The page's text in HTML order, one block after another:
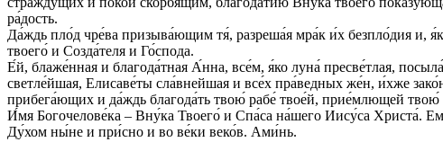
ра́дость.
Да́ждь пло́д чре́ва призыва́ющим тя́, разреша́я мра́к и́х безпло́дия и,
твоего́ и Созда́теля и Го́спода.
Е́й, блаже́нная и благода́тная А́нна, все́м, я́ко луна́ пресве́тлая,
светле́йшая, Елисаве́ты сла́внейшая и все́х пра́ведных же́н, и́хже
прибега́ющих и да́ждь благода́ть твою́ рабе́ твое́й, прие́млющей твою́
И́мя Богочелове́ка – Вну́ка Твоего́ и Спа́са на́шего Иису́са Христа́.
Ду́хом ны́не и при́сно и во ве́ки веко́в. Ами́нь.